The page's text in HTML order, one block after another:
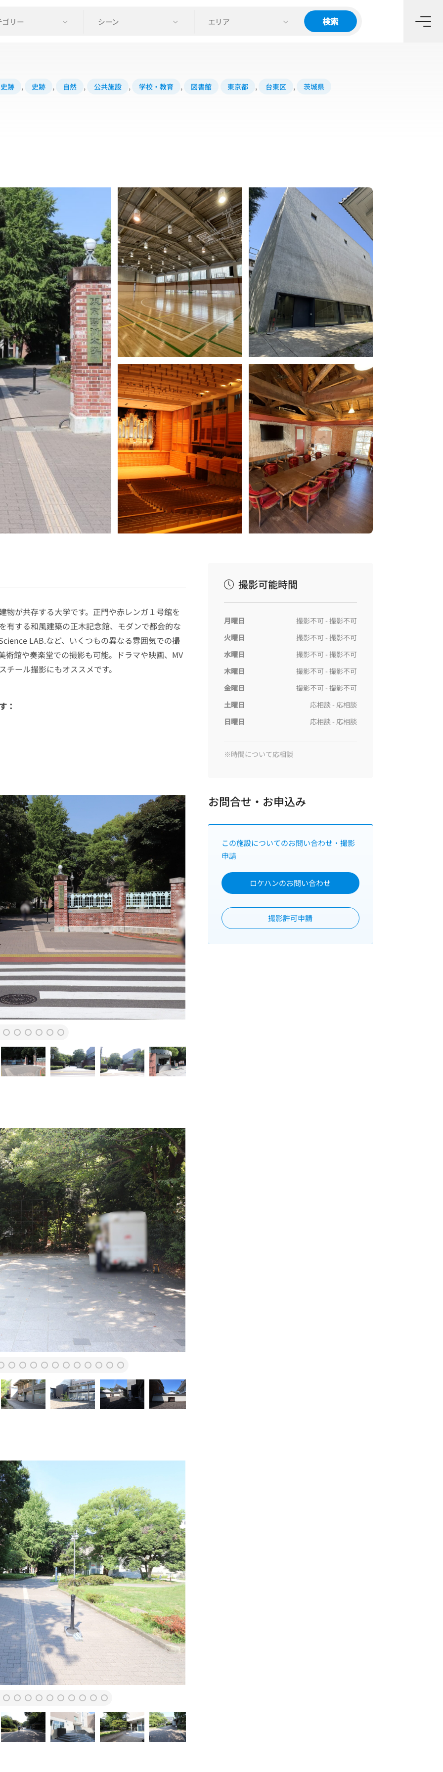
ゴリー シーン エリア 検索
跡 , 史跡 , 自然 , 公共施設 , 学校・教育 , 図書館 東京都 , 台東区 , 茨城県
物が共存する大学です。正門や赤レンガ１号館を
有する和風建築の正木記念館、モダンで都会的な
LAB.など、いくつもの異なる雰囲気での撮
術館や奏楽堂での撮影も可能。ドラマや映画、MV
ール撮影にもオススメです。
：
撮影可能時間
月曜日
撮影不可 - 撮影不可
火曜日
撮影不可 - 撮影不可
水曜日
撮影不可 - 撮影不可
木曜日
撮影不可 - 撮影不可
金曜日
撮影不可 - 撮影不可
土曜日
応相談 - 応相談
日曜日
応相談 - 応相談
お問合せ・お申込み
この施設についてのお問い合わせ・撮影
申請
ロケハンのお問い合わせ
撮影許可申請